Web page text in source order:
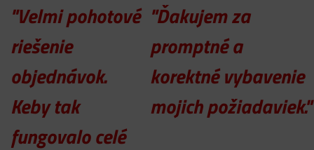
"Velmi pohotové
riešenie
objednávok.
Keby tak
fungovalo celé
"Ďakujem za
promptné a
korektné vybavenie
mojich požiadaviek."